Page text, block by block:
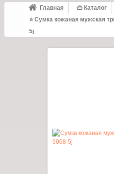
Главная 👜 Каталог
⭐ Сумка кожаная мужская
5j